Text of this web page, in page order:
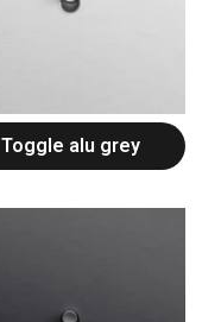
Toggle alu grey